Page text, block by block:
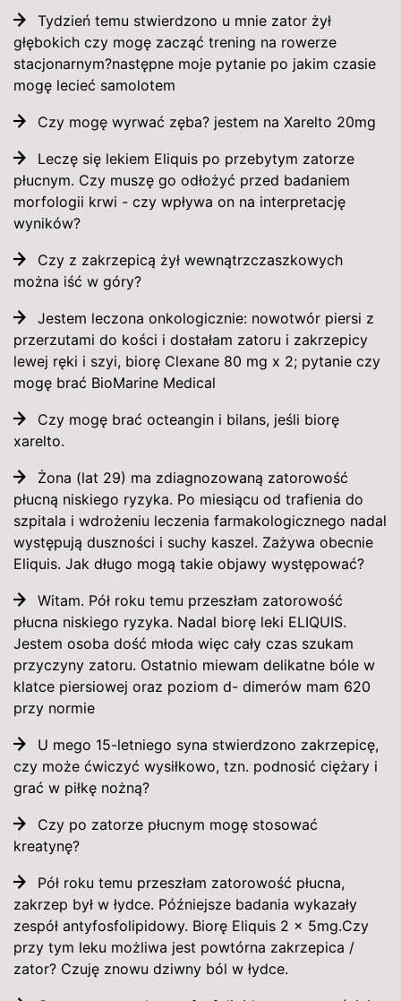
Tydzień temu stwierdzono u mnie zator żył
głębokich czy mogę zacząć trening na rowerze
stacjonarnym?następne moje pytanie po jakim czasie
mogę lecieć samolotem
Czy mogę wyrwać zęba? jestem na Xarelto 20mg
Leczę się lekiem Eliquis po przebytym zatorze
płucnym. Czy muszę go odłożyć przed badaniem
morfologii krwi - czy wpływa on na interpretację
wyników?
Czy z zakrzepicą żył wewnątrzczaszkowych
można iść w góry?
Jestem leczona onkologicznie: nowotwór piersi z
przerzutami do kości i dostałam zatoru i zakrzepicy
lewej ręki i szyi, biorę Clexane 80 mg x 2; pytanie czy
mogę brać BioMarine Medical
Czy mogę brać octeangin i bilans, jeśli biorę
xarelto.
Żona (lat 29) ma zdiagnozowaną zatorowość
płucną niskiego ryzyka. Po miesiącu od trafienia do
szpitala i wdrożeniu leczenia farmakologicznego nadal
występują duszności i suchy kaszel. Zażywa obecnie
Eliquis. Jak długo mogą takie objawy występować?
Witam. Pół roku temu przeszłam zatorowość
płucna niskiego ryzyka. Nadal biorę leki ELIQUIS.
Jestem osoba dość młoda więc cały czas szukam
przyczyny zatoru. Ostatnio miewam delikatne bóle w
klatce piersiowej oraz poziom d- dimerów mam 620
przy normie
U mego 15-letniego syna stwierdzono zakrzepicę,
czy może ćwiczyć wysiłkowo, tzn. podnosić ciężary i
grać w piłkę nożną?
Czy po zatorze płucnym mogę stosować
kreatynę?
Pół roku temu przeszłam zatorowość płucna,
zakrzep był w łydce. Późniejsze badania wykazały
zespół antyfosfolipidowy. Biorę Eliquis 2 x 5mg.Czy
przy tym leku możliwa jest powtórna zakrzepica /
zator? Czuję znowu dziwny ból w łydce.